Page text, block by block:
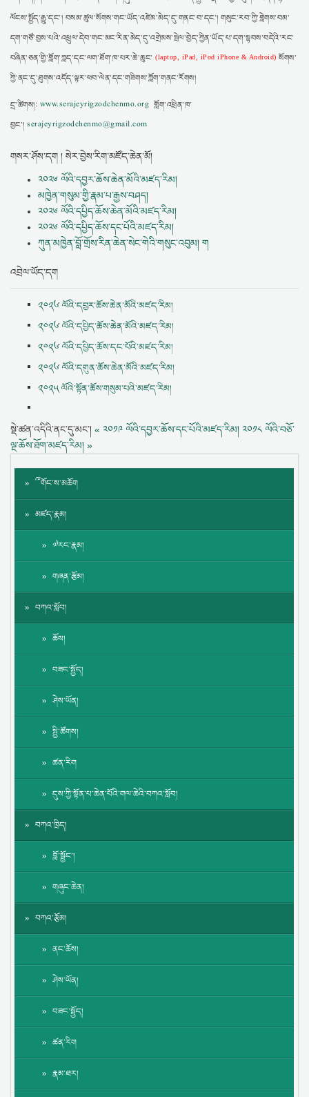
ལོངས་སྤྱོད་རྒྱུ་དང་། བསམ་ཚུལ་སོགས་གང་ཡོད་འཛེམ་མེད་དུ་གནང་བ་དང་། གསུང་རབ་ཀྱི་གླེགས་བམ་
དག་གཙོ་བྱས་པའི་འཕྲུལ་དེབ་གང་མང་རིན་མེད་དུ་འགྲེམས་སྤེལ་བྱེད་ཀྱིན་ཡོད་པ་དག་སྟབས་བདེའི་རང་
བཞིན་ཅན་གྱི་གློག་ཀླད་དང་ལག་ཐོག་ཁ་པར་ཆེ་ཆུང་(laptop, iPad, iPod iPhone & Android)སོགས་
ཀྱི་ནང་དུ་ཐུགས་འདོད་ལྟར་ཕབ་ལེན་དང་གཟིགས་ཀློག་གནང་རོགས།
དྲ་ཚིགས།: www.serajeyrigzodchenmo.org གློག་འཕྲིན་ཁ་
བྱང་།serajeyrigzodchenmo@gmail.com
གསར་ཤོས་དག ། སེར་བྱེས་རིག་མཛོད་ཆེན་མོ།
༢༠༢༦ ལོའི་དབྱར་ཆོས་ཆེན་མོའི་མཛད་རིམ།
མཁྱེན་གསུམ་གྱི་རྣམ་པ་རྒྱས་བཤད།
༢༠༢༦ ལོའི་དཔྱིད་ཆོས་ཆེན་མོའི་མཛད་རིམ།
༢༠༢༦ ལོའི་དཔྱིད་ཆོས་དང་པོའི་མཛད་རིམ།
ཀུན་མཁྱེན་བློ་གྲོས་རིན་ཆེན་སེང་གེའི་གསུང་འབུམ། ག
འབྲེལ་ཡོད་དག
༢༠༢༦ ལོའི་དབྱར་ཆོས་ཆེན་མོའི་མཛད་རིམ།
༢༠༢༦ ལོའི་དཔྱིད་ཆོས་ཆེན་མོའི་མཛད་རིམ།
༢༠༢༦ ལོའི་དཔྱིད་ཆོས་དང་པོའི་མཛད་རིམ།
༢༠༢༦ ལོའི་དགུན་ཆོས་ཆེན་མོའི་མཛད་རིམ།
༢༠༢༥ ལོའི་སྟོན་ཆོས་གསུམ་པའི་མཛད་རིམ།
སྡེ་ཚན་འདིའི་ནང་དུ་མང་། « ༢༠༡༩ ལོའི་དབྱར་ཆོས་དང་པོའི་མཛད་རིམ། ༢༠༡༨ ལོའི་བཅོ་
ལྔ་ཆོས་ཐོག་མཛད་རིམ། »
༸གོང་ས་མཆོག
མཛད་རྣམ།
༧རང་རྣམ།
གཞན་རྩོམ།
བཀའ་སློབ།
ཆོས།
བཟང་སྤྱོད།
ཤེས་ཡོན།
སྤྱི་ཚོགས།
ཚན་རིག
དུས་ཀྱི་སྟོན་པ་ཆེན་པོའི་གལ་ཆེའི་བཀའ་སློབ།
བཀའ་ཁྲིད།
བློ་སྦྱོང་།
གཞུང་ཆེན།
བཀའ་རྩོམ།
ནང་ཆོས།
ཤེས་ཡོན།
བཟང་སྤྱོད།
ཚན་རིག
རྣམ་ཐར།